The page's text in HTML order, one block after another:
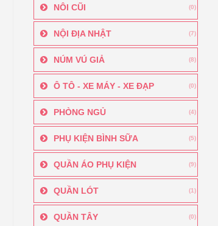
NÔI CŨI (0)
NỘI ĐỊA NHẬT (7)
NÚM VÚ GIẢ (8)
Ô TÔ - XE MÁY - XE ĐẠP (0)
PHÒNG NGỦ (4)
PHỤ KIỆN BÌNH SỮA (5)
QUẦN ÁO PHỤ KIỆN (9)
QUẦN LÓT (1)
QUẦN TÂY (0)